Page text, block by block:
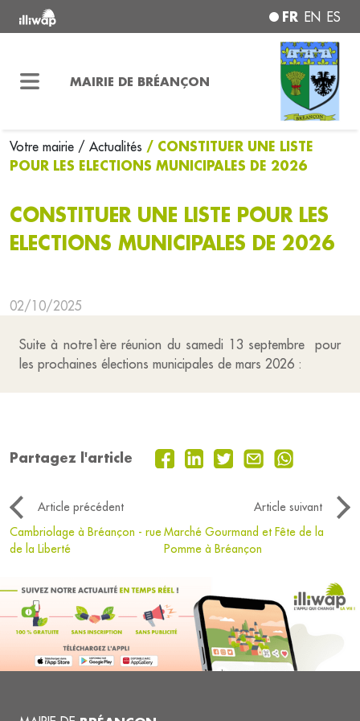
FR EN ES
MAIRIE DE BRÉANÇON
Votre mairie / Actualités / CONSTITUER UNE LISTE
POUR LES ELECTIONS MUNICIPALES DE 2026
CONSTITUER UNE LISTE POUR LES
ELECTIONS MUNICIPALES DE 2026
02/10/2025
Suite à notre1ère réunion du samedi 13 septembre pour
les prochaines élections municipales de mars 2026 :
Partagez l'article
Article précédent
Article suivant
Cambriolage à Bréançon - rue
de la Liberté
Marché Gourmand et Fête de la
Pomme à Bréançon